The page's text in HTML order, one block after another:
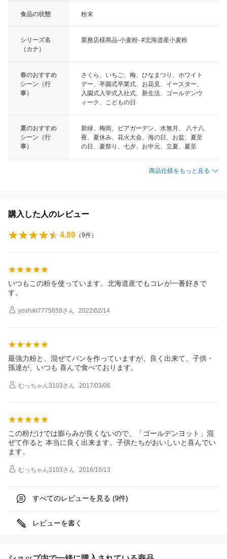
食品の状態 粉末
シリーズ名
（カナ）
業務店様商品-小麦粉- #北海道産小麦粉
春のおすすめ
シーン（行
事）
さくら、いちご、梅、ひなまつり、ホワイト
デー、卒園式卒業式、お花見、イースター、
入園式入学式入社式、新生活、ゴールデンウ
ィーク、こどもの日
夏のおすすめ
シーン（行
事）
新緑、梅雨、ビアガーデン、水無月、 八十八
夜、夏休み、花火大会、海の日、お盆、夏至
の日、夏祭り、七夕、お中元、立夏、夏至
商品仕様をもっと見る
購入した人のレビュー
4.89 （9件）
いつもこの粉を使っています。北海道産でもコレが一番好きで
す。
yoshiki7775659さん 2022/02/14
最強力粉と、混ぜてパンを作っていますが、良く出来て、子供・
孫達が、いつも 喜んで食べております。
むっちゃん3103さん 2017/03/06
この粉だけでは膨らみが良くないので、「ゴールデンヨット」混
ぜて作ると 本当に良く出来ます。子供たちがおいしいと喜んでい
ます。
むっちゃん3103さん 2016/10/13
すべてのレビューを見る (9件)
レビューを書く